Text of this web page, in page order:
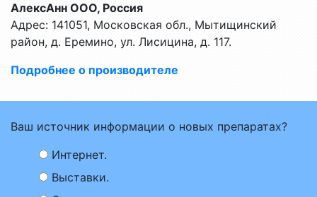
АлексАнн ООО, Россия
Адрес: 141051, Московская обл., Мытищинский
район, д. Еремино, ул. Лисицина, д. 117.
Подробнее о производителе
Ваш источник информации о новых препаратах?
Интернет.
Выставки.